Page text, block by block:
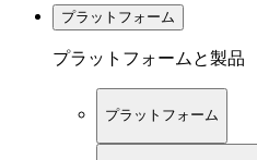
プラットフォーム
プラットフォームと製品
プラットフォーム